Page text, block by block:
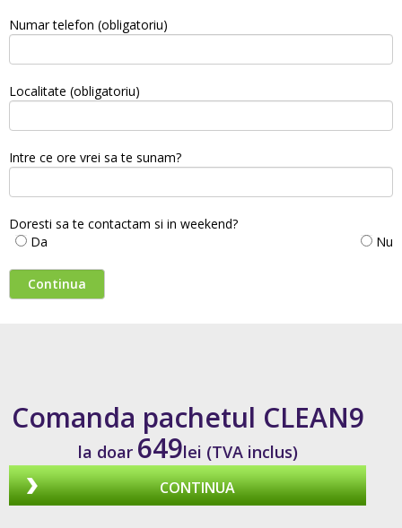
Numar telefon (obligatoriu)
Localitate (obligatoriu)
Intre ce ore vrei sa te sunam?
Doresti sa te contactam si in weekend?
Da
Nu
Comanda pachetul CLEAN9
la doar 649lei (TVA inclus)
CONTINUA